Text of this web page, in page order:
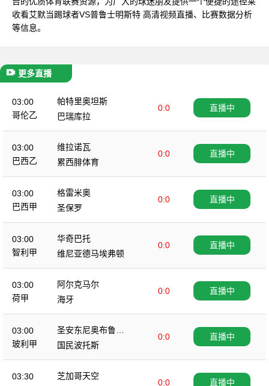
收看艾默当踢球者VS普鲁士明斯特 高清视频直播、比赛数据分析
等信息。
更多直播
03:00
哥伦乙
帕特里奥坦斯
0:0
巴瑞库拉
直播中
03:00
巴西乙
维拉诺瓦
0:0
累西腓体育
直播中
03:00
巴西甲
格雷米奥
0:0
圣保罗
直播中
03:00
智利甲
华奇巴托
0:0
维尼亚德马埃弗顿
直播中
03:00
荷甲
阿尔克马尔
0:0
海牙
直播中
03:00
玻利甲
圣安东尼奥布鲁布
鲁
0:0
国民波托斯
直播中
03:30
芝加哥天空
0:0
直播中